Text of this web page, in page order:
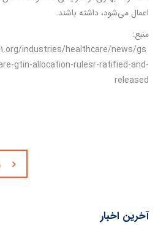
اعمال می‌شود، داشته باشند.
منبع:
industries/healthcare/news/gs
gtin-allocation-rulesr-ratified-and-
released
آخرین اخبار